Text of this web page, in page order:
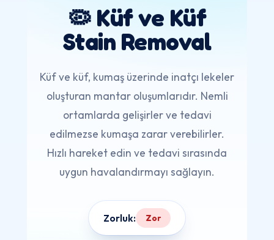
🦠 Küf ve Küf
Stain Removal
Küf ve küf, kumaş üzerinde inatçı lekeler
oluşturan mantar oluşumlarıdır. Nemli
ortamlarda gelişirler ve tedavi
edilmezse kumaşa zarar verebilirler.
Hızlı hareket edin ve tedavi sırasında
uygun havalandırmayı sağlayın.
Zorluk: Zor